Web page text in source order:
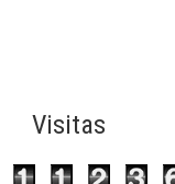
Visitas